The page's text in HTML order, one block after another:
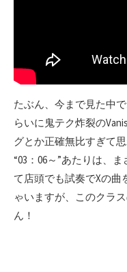
たぶん、今まで見た中
らいに鬼テク炸裂の
グとか正確無比すぎて
“03：06～”あたりは、
て店頭でも試奏でXの曲
ゃいますが、このクラ
ん！